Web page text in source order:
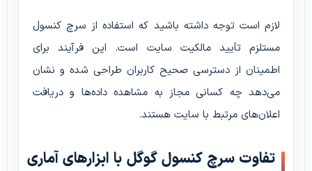
لازم است توجه داشته باشید که استفاده از سرچ کنسول
مستلزم تأیید مالکیت سایت است. این فرآیند برای
اطمینان از دسترسی صحیح کاربران طراحی شده و نشان
می‌دهد چه کسانی مجاز به مشاهده داده‌ها و دریافت
اعلان‌های مرتبط با سایت هستند.
تفاوت سرچ کنسول گوگل با ابزارهای آماری